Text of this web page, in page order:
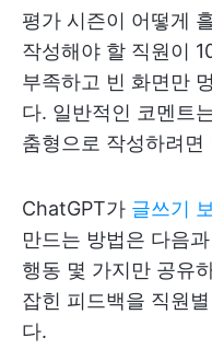
평가 시즌이 어떻게
작성해야 할 직원이
부족하고 빈 화면만
다. 일반적인 코멘트
춤형으로 작성하려
ChatGPT가 글쓰기
만드는 방법은 다음
행동 몇 가지만 공유
잡힌 피드백을 직원
다.